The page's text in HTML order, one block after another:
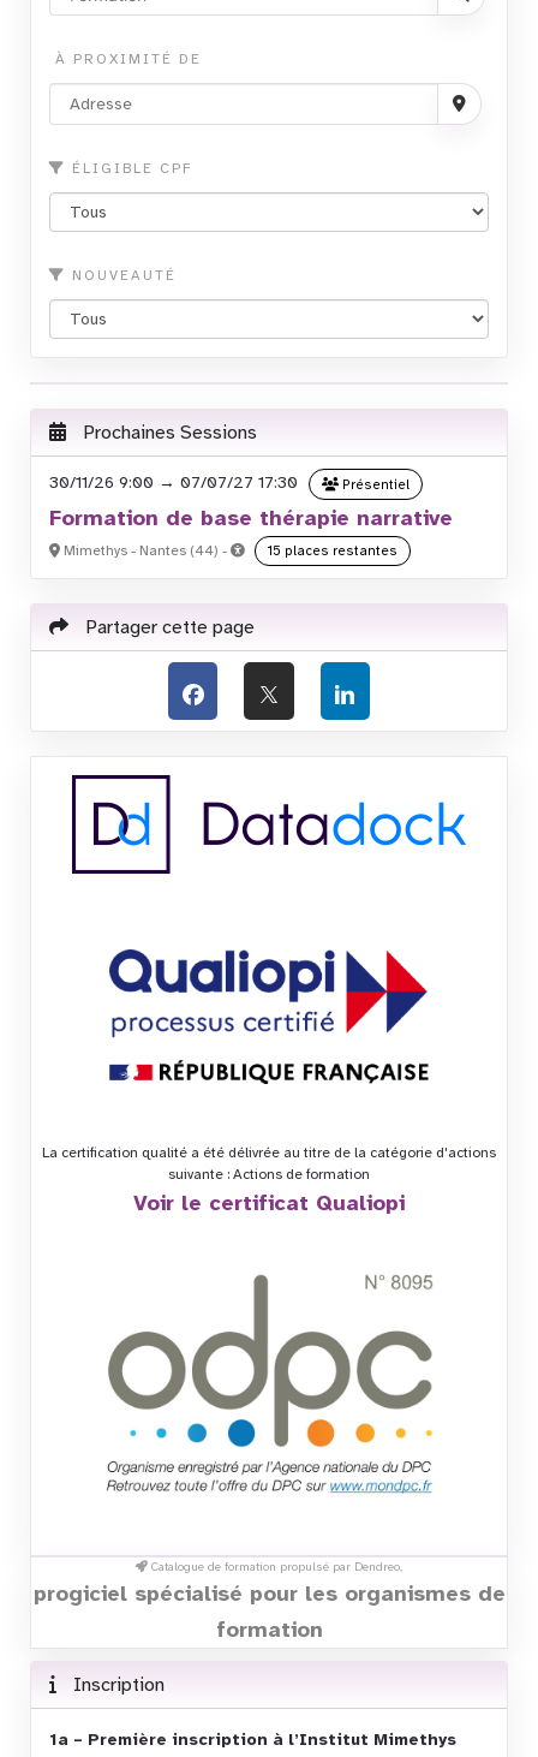
Inscription
1a – Première inscription à l’Institut Mimethys
À PROXIMITÉ DE
ÉLIGIBLE CPF
NOUVEAUTÉ
Prochaines Sessions
30/11/26 9:00 → 07/07/27 17:30 Présentiel
Formation de base thérapie narrative
Mimethys - Nantes (44) - 15 places restantes
Partager cette page
La certification qualité a été délivrée au titre de la catégorie d'actions
suivante : Actions de formation
Voir le certificat Qualiopi
Catalogue de formation propulsé par Dendreo,
progiciel spécialisé pour les organismes de
formation